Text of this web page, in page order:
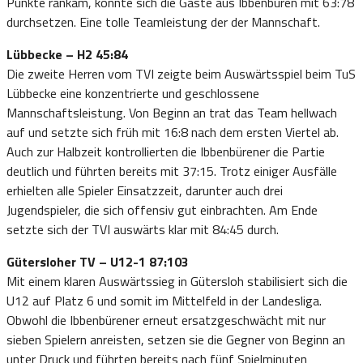
durchsetzen. Eine tolle Teamleistung der der Mannschaft.
Lübbecke – H2 45:84
Die zweite Herren vom TVI zeigte beim Auswärtsspiel beim TuS
Lübbecke eine konzentrierte und geschlossene
Mannschaftsleistung. Von Beginn an trat das Team hellwach
auf und setzte sich früh mit 16:8 nach dem ersten Viertel ab.
Auch zur Halbzeit kontrollierten die Ibbenbürener die Partie
deutlich und führten bereits mit 37:15. Trotz einiger Ausfälle
erhielten alle Spieler Einsatzzeit, darunter auch drei
Jugendspieler, die sich offensiv gut einbrachten. Am Ende
setzte sich der TVI auswärts klar mit 84:45 durch.
Gütersloher TV – U12-1 87:103
Mit einem klaren Auswärtssieg in Gütersloh stabilisiert sich die
U12 auf Platz 6 und somit im Mittelfeld in der Landesliga.
Obwohl die Ibbenbürener erneut ersatzgeschwächt mit nur
sieben Spielern anreisten, setzen sie die Gegner von Beginn an
unter Druck und führten bereits nach fünf Spielminuten